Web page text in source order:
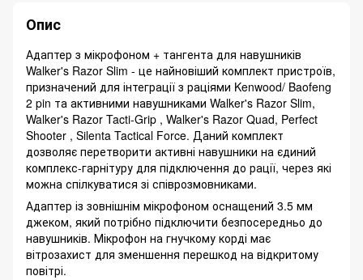
Опис
Адаптер з мікрофоном + тангента для навушників
Walker's Razor Slim - це найновіший комплект пристроїв,
призначений для інтеграції з раціями Kenwood/ Baofeng
2 pin та активними навушниками Walker's Razor Slim,
Walker's Razor Tacti-Grip , Walker's Razor Quad, Perfect
Shooter , Silenta Tactical Force. Даний комплект
дозволяє перетворити активні навушники на єдиний
комплекс-гарнітуру для підключення до рації, через які
можна спілкуватися зі співрозмовниками.
Адаптер із зовнішнім мікрофоном оснащений 3.5 мм
джеком, який потрібно підключити безпосередньо до
навушників. Мікрофон на гнучкому корді має
вітрозахист для зменшення перешкод на відкритому
повітрі.